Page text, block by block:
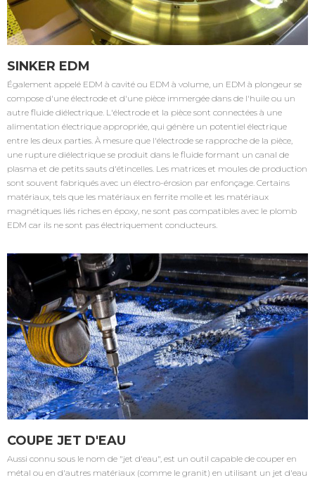
SINKER EDM
Également appelé EDM à cavité ou EDM à volume, un EDM à plongeur se
compose d'une électrode et d'une pièce immergée dans de l'huile ou un
autre fluide diélectrique. L'électrode et la pièce sont connectées à une
alimentation électrique appropriée, qui génère un potentiel électrique
entre les deux parties. À mesure que l'électrode se rapproche de la pièce,
une rupture diélectrique se produit dans le fluide formant un canal de
plasma et de petits sauts d'étincelles. Les matrices et moules de production
sont souvent fabriqués avec un électro-érosion par enfonçage. Certains
matériaux, tels que les matériaux en ferrite molle et les matériaux
magnétiques liés riches en époxy, ne sont pas compatibles avec le plomb
EDM car ils ne sont pas électriquement conducteurs.
COUPE JET D'EAU
Aussi connu sous le nom de "jet d'eau", est un outil capable de couper en
métal ou en d'autres matériaux (comme le granit) en utilisant un jet d'eau